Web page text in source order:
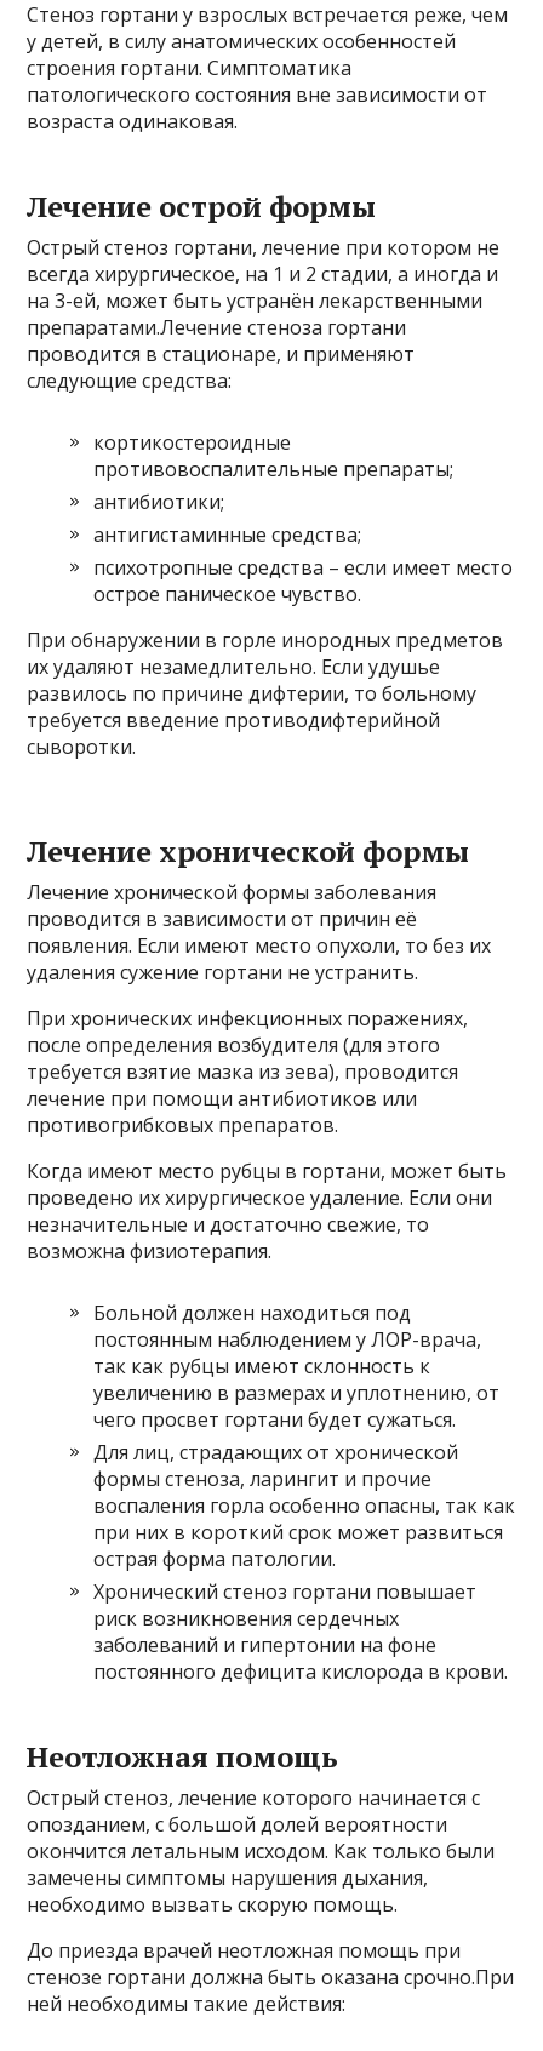
Стеноз гортани у взрослых встречается реже, чем
у детей, в силу анатомических особенностей
строения гортани. Симптоматика
патологического состояния вне зависимости от
возраста одинаковая.
Лечение острой формы
Острый стеноз гортани, лечение при котором не
всегда хирургическое, на 1 и 2 стадии, а иногда и
на 3-ей, может быть устранён лекарственными
препаратами.Лечение стеноза гортани
проводится в стационаре, и применяют
следующие средства:
кортикостероидные
противовоспалительные препараты;
антибиотики;
антигистаминные средства;
психотропные средства – если имеет место
острое паническое чувство.
При обнаружении в горле инородных предметов
их удаляют незамедлительно. Если удушье
развилось по причине дифтерии, то больному
требуется введение противодифтерийной
сыворотки.
Лечение хронической формы
Лечение хронической формы заболевания
проводится в зависимости от причин её
появления. Если имеют место опухоли, то без их
удаления сужение гортани не устранить.
При хронических инфекционных поражениях,
после определения возбудителя (для этого
требуется взятие мазка из зева), проводится
лечение при помощи антибиотиков или
противогрибковых препаратов.
Когда имеют место рубцы в гортани, может быть
проведено их хирургическое удаление. Если они
незначительные и достаточно свежие, то
возможна физиотерапия.
Больной должен находиться под
постоянным наблюдением у ЛОР-врача,
так как рубцы имеют склонность к
увеличению в размерах и уплотнению, от
чего просвет гортани будет сужаться.
Для лиц, страдающих от хронической
формы стеноза, ларингит и прочие
воспаления горла особенно опасны, так как
при них в короткий срок может развиться
острая форма патологии.
Хронический стеноз гортани повышает
риск возникновения сердечных
заболеваний и гипертонии на фоне
постоянного дефицита кислорода в крови.
Неотложная помощь
Острый стеноз, лечение которого начинается с
опозданием, с большой долей вероятности
окончится летальным исходом. Как только были
замечены симптомы нарушения дыхания,
необходимо вызвать скорую помощь.
До приезда врачей неотложная помощь при
стенозе гортани должна быть оказана срочно.При
ней необходимы такие действия: